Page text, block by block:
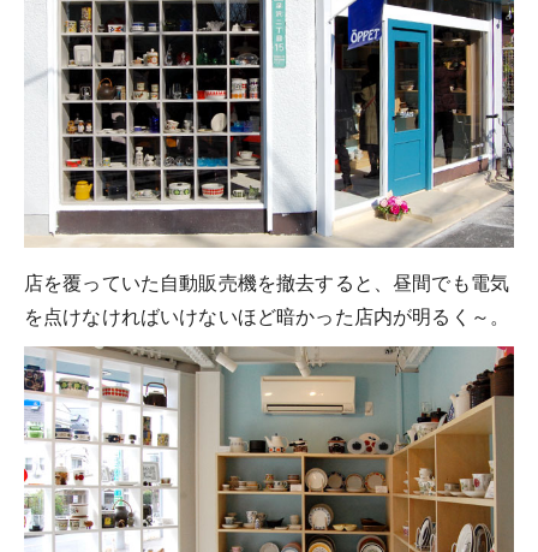
店を覆っていた自動販売機を撤去すると、昼間でも電気
を点けなければいけないほど暗かった店内が明るく～。